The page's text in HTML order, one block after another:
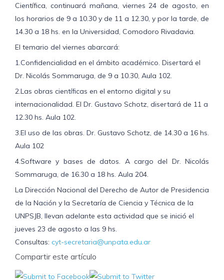
Científica, continuará mañana, viernes 24 de agosto, en
los horarios de 9 a 10.30 y de 11 a 12.30, y por la tarde, de
14.30 a 18 hs. en la Universidad, Comodoro Rivadavia.
El temario del viernes abarcará:
1.Confidencialidad en el ámbito académico. Disertará el
Dr. Nicolás Sommaruga, de 9 a 10.30, Aula 102.
2.Las obras científicas en el entorno digital y su
internacionalidad. El Dr. Gustavo Schotz, disertará de 11 a
12.30 hs. Aula 102.
3.El uso de las obras. Dr. Gustavo Schotz, de 14.30 a 16 hs.
Aula 102
4.Software y bases de datos. A cargo del Dr. Nicolás
Sommaruga, de 16.30 a 18 hs. Aula 204.
La Dirección Nacional del Derecho de Autor de Presidencia
de la Nación y la Secretaría de Ciencia y Técnica de la
UNPSJB, llevan adelante esta actividad que se inició el
jueves 23 de agosto a las 9 hs.
Consultas: cyt-secretaria@unpata.edu.ar
Compartir este artículo